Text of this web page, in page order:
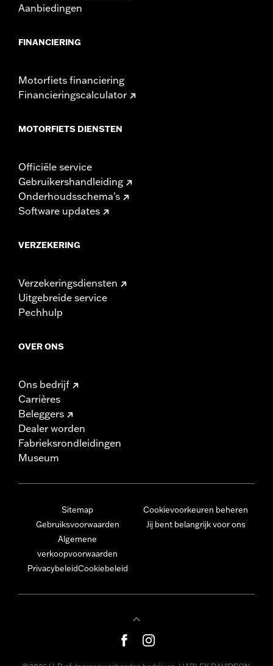
Aanbiedingen
FINANCIERING
Motorfiets financiering
Financieringscalculator
MOTORFIETS DIENSTEN
Officiële service
Gebruikershandleiding
Onderhoudsschema's
Software updates
VERZEKERING
Verzekeringsdiensten
Uitgebreide service
Pechhulp
OVER ONS
Ons bedrijf
Carrières
Beleggers
Dealer worden
Fabrieksrondleidingen
Museum
Sitemap
Gebruiksvoorwaarden
Algemene
verkoopvoorwaarden
PrivacybeleidCookiebeleid
Cookievoorkeuren beheren
Jij bent belangrijk voor ons